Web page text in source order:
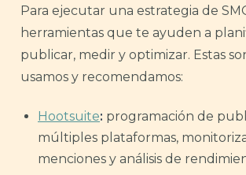
Para ejecutar una estrategia de
herramientas que te ayuden a
publicar, medir y optimizar. Estas
usamos y recomendamos:
Hootsuite: programación de
múltiples plataformas,
menciones y análisis de